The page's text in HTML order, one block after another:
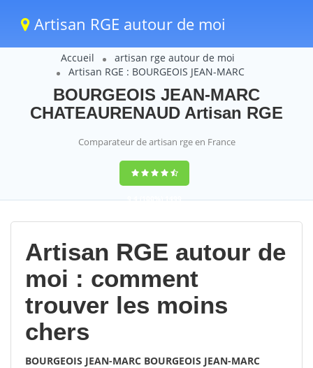
Artisan RGE autour de moi
Accueil
artisan rge autour de moi
Artisan RGE : BOURGEOIS JEAN-MARC
BOURGEOIS JEAN-MARC
CHATEAURENAUD Artisan RGE
Comparateur de artisan rge en France
9,4(100%)1499
votes
Artisan RGE autour de
moi : comment
trouver les moins
chers
BOURGEOIS JEAN-MARC BOURGEOIS JEAN-MARC